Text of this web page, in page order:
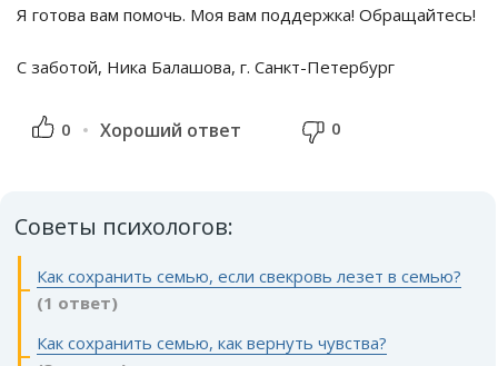
Я готова вам помочь. Моя вам поддержка! Обращайтесь!
С заботой, Ника Балашова, г. Санкт-Петербург
0 Хороший ответ 0
Советы психологов:
Как сохранить семью, если свекровь лезет в семью?
(1 ответ)
Как сохранить семью, как вернуть чувства?